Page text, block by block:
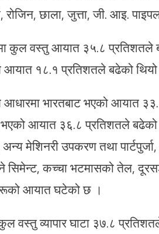
छाला, जुत्ता, जी. आइ.
कुल वस्तु आयात ३५.८
आयात १८.१ प्रतिशतले बढेको
भारतबाट भएको आयात
आयात ३६.८ प्रतिशतले बढेको
मेशिनरी उपकरण तथा
कच्चा भटमासको तेल,
आयात घटेको छ ।
वस्तु व्यापार घाटा ३७.८